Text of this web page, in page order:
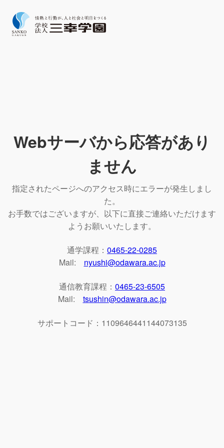
Webサーバから応答があり
ません
指定されたページへのアクセス時にエラーが発生しまし
た。
お手数ではございますが、以下に直接ご連絡いただけます
ようお願いいたします。
通学課程： 0465-22-0285
Mail: nyushi@odawara.ac.jp
通信教育課程： 0465-23-6505
Mail: tsushin@odawara.ac.jp
サポートコード：1109646441144073135